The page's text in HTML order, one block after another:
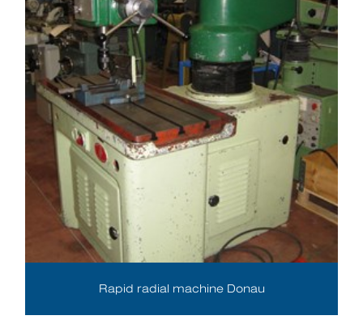
Rapid radial machine Donau